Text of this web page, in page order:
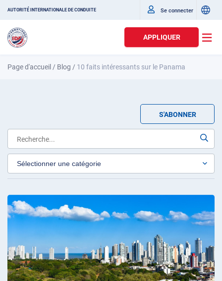
AUTORITÉ INTERNATIONALE DE CONDUITE Se connecter
APPLIQUER
Page d'accueil / Blog / 10 faits intéressants sur le Panama
S'ABONNER